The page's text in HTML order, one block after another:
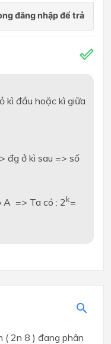
kì đầu hoặc kì giữa
đg ở kì sau => số
A => Ta có : 2k=
( 2n 8 ) đang phân